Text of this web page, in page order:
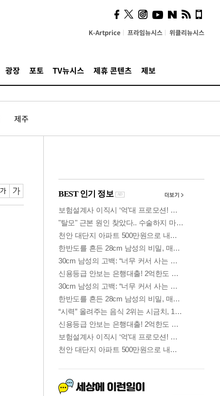
K-Artprice 프라임뉴시스 위클리뉴시스
광장 포토 TV뉴시스 제휴 콘텐츠 제보
제주
시, 스마트폰 액세서리에
NFC 더했다